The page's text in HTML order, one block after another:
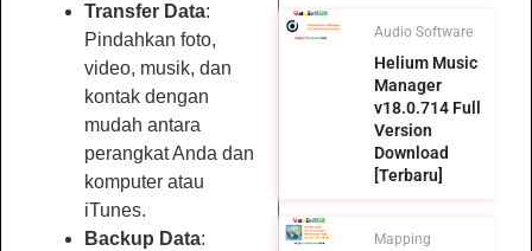
Transfer Data:
Pindahkan foto,
video, musik, dan
kontak dengan
mudah antara
perangkat Anda dan
komputer atau
iTunes.
Backup Data:
Audio Software
Helium Music
Manager
v18.0.714 Full
Version
Download
[Terbaru]
Mapping